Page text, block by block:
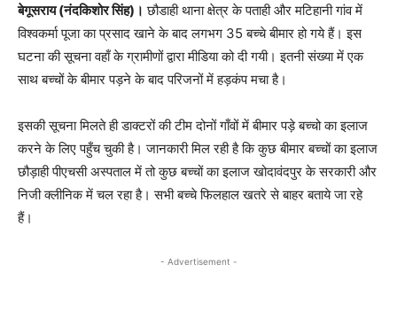
बेगूसराय (नंदकिशोर सिंह)। छौडाही थाना क्षेत्र के पताही और मटिहानी गांव में
विश्वकर्मा पूजा का प्रसाद खाने के बाद लगभग 35 बच्चे बीमार हो गये हैं। इस
घटना की सूचना वहाँ के ग्रामीणों द्वारा मीडिया को दी गयी। इतनी संख्या में एक
साथ बच्चों के बीमार पड़ने के बाद परिजनों में हड़कंप मचा है।
इसकी सूचना मिलते ही डाक्टरों की टीम दोनों गाँवों में बीमार पड़े बच्चो का इलाज
करने के लिए पहुँच चुकी है। जानकारी मिल रही है कि कुछ बीमार बच्चों का इलाज
छौड़ाही पीएचसी अस्पताल में तो कुछ बच्चों का इलाज खोदावंदपुर के सरकारी और
निजी क्लीनिक में चल रहा है। सभी बच्चे फिलहाल खतरे से बाहर बताये जा रहे
हैं।
- Advertisement -